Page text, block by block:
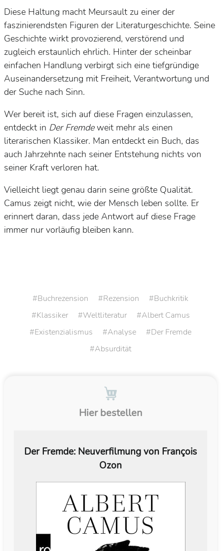
Diese Haltung macht Meursault zu einer der
faszinierendsten Figuren der Literaturgeschichte. Seine
Geschichte wirkt provozierend, verstörend und
zugleich erstaunlich ehrlich. Hinter der scheinbar
einfachen Handlung verbirgt sich eine tiefgründige
Auseinandersetzung mit Freiheit, Verantwortung und
der Suche nach Sinn.
Wer bereit ist, sich auf diese Fragen einzulassen,
entdeckt in Der Fremdeweit mehr als einen
literarischen Klassiker. Man entdeckt ein Buch, das
auch Jahrzehnte nach seiner Entstehung nichts von
seiner Kraft verloren hat.
Vielleicht liegt genau darin seine größte Qualität.
Camus zeigt nicht, wie der Mensch leben sollte. Er
erinnert daran, dass jede Antwort auf diese Frage
immer nur vorläufig bleiben kann.
Buchrezension Rezension
Buchkritik
Klassiker
Weltliteratur
Albert Camus
Existenzialismus
Analyse
Der Fremde
Absurdität
Hier bestellen
Der Fremde: Neuverfilmung von François
Ozon